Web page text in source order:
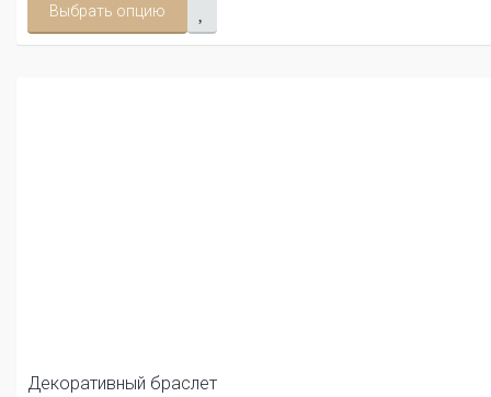
Выбрать опцию
Декоративный браслет